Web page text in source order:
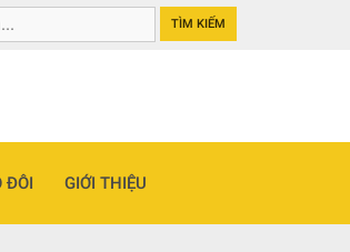
TÌM KIẾM
ĐÔI GIỚI THIỆU